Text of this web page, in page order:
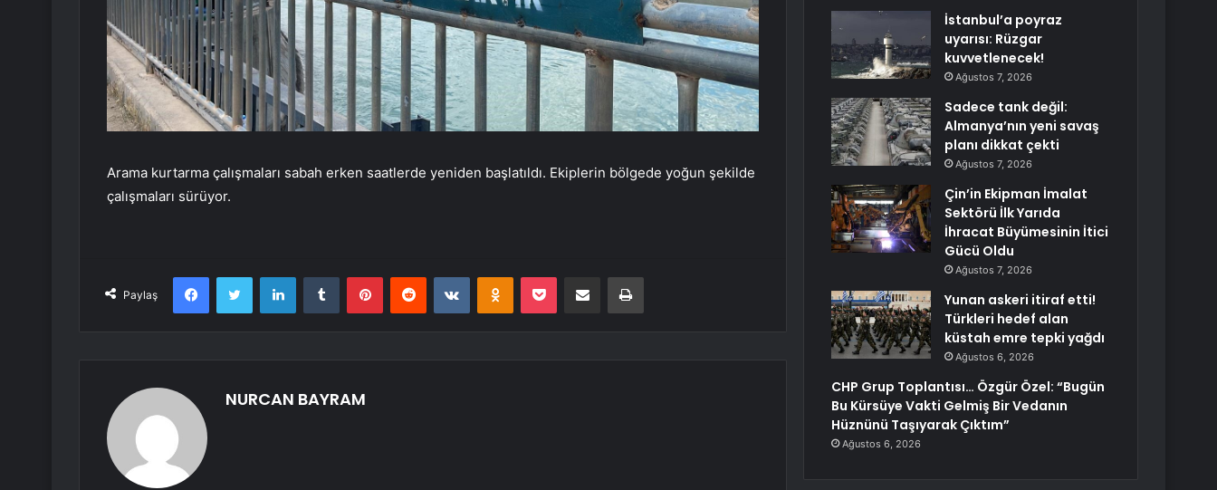
Arama kurtarma çalışmaları sabah erken saatlerde yeniden başlatıldı. Ekiplerin bölgede yoğun şekilde
çalışmaları sürüyor.
Paylaş
FacebookTwitter LinkedInTumblr PinterestReddit VKontakteOdnoklassniki
Pocket E-Posta ile paylaş Yazdır
NURCAN BAYRAM
İstanbul’a poyraz
uyarısı: Rüzgar
kuvvetlenecek!
Ağustos 7, 2026
Sadece tank değil:
Almanya’nın yeni savaş
planı dikkat çekti
Ağustos 7, 2026
Çin’in Ekipman İmalat
Sektörü İlk Yarıda
İhracat Büyümesinin İtici
Gücü Oldu
Ağustos 7, 2026
Yunan askeri itiraf etti!
Türkleri hedef alan
küstah emre tepki yağdı
Ağustos 6, 2026
CHP Grup Toplantısı… Özgür Özel: “Bugün
Bu Kürsüye Vakti Gelmiş Bir Vedanın
Hüznünü Taşıyarak Çıktım”
Ağustos 6, 2026